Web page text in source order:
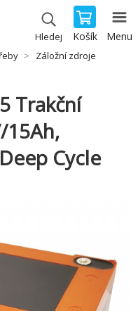
Hledej Košík Menu
Záložní zdroje
Trakční
15Ah,
Cycle